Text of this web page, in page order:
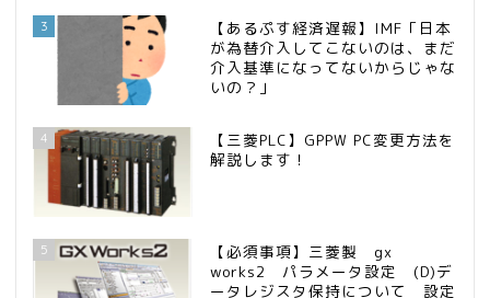
3
【あるぷす経済遅報】IMF「日本
が為替介入してこないのは、まだ
介入基準になってないからじゃな
いの？」
4
【三菱PLC】GPPW PC変更方法を
解説します！
5
【必須事項】三菱製 gx
works2 パラメータ設定 (D)デ
ータレジスタ保持について 設定